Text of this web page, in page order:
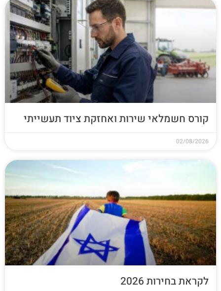
קורס חשמלאי שירות ואחזקת ציוד תעשייתי
02/08/2026
לקראת בחירות 2026